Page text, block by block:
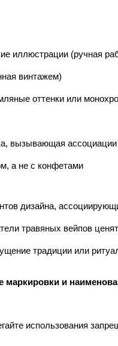
иллюстрации (ручная
винтажем)
оттенки или
вызывающая ассоциации
а не с конфетами
дизайна,
травяных вейпов
традиции или
маркировки и
использования